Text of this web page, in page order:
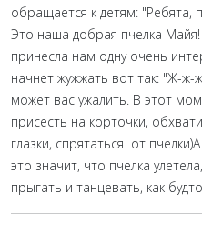
обращается к детям: "Ребята,
Это наша добрая пчелка
принесла нам одну очень
начнет жужжать вот так: "Ж-ж-
может вас ужалить. В этот
присесть на корточки,
глазки, спрятаться от
это значит, что пчелка
прыгать и танцевать, как